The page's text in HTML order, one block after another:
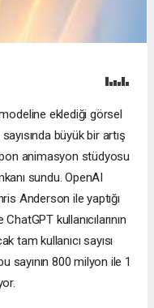
eklediği görsel
büyük bir artış
animasyon stüdyosu
sundu. OpenAI
Anderson ile yaptığı
kullanıcılarının
tam kullanıcı sayısı
sayının 800 milyon ile 1